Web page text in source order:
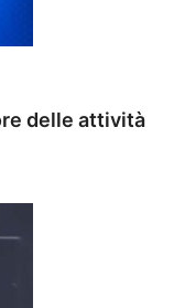
delle attività